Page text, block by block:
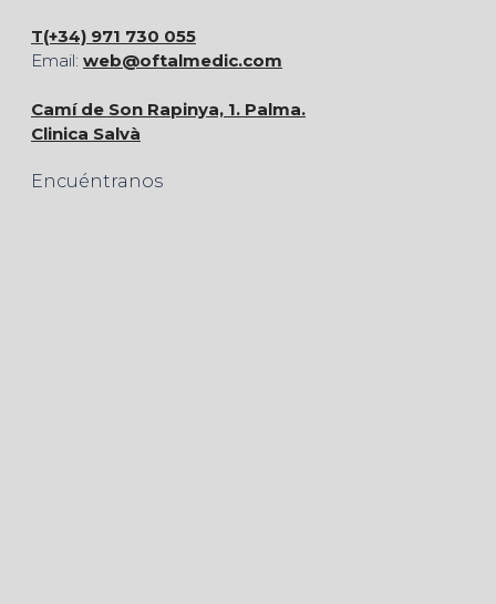
T(+34) 971 730 055
Email: web@oftalmedic.com
Camí de Son Rapinya, 1. Palma.
Clinica Salvà
Encuéntranos